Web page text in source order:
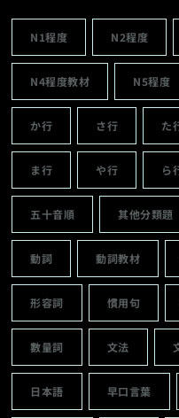
N1程度 N2程度
N4程度教材 N5程度
か行 さ行 た
ま行 や行 ら
五十音順 其他分類題
動詞 動詞教材
形容詞 慣用句
數量詞 文法
日本語 早口言葉